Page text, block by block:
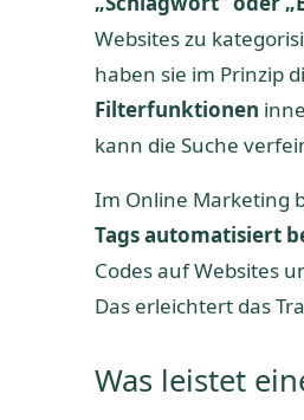
Websites zu
haben sie im Prinzip
Filterfunktionen
kann die Suche
Im Online Marketing
Tags automatisiert
Codes auf Websites
Das erleichtert das
Was leistet